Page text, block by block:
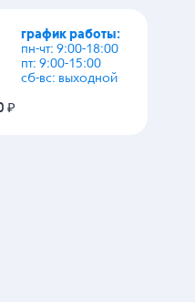
график работы:
пн-чт: 9:00-18:00
пт: 9:00-15:00
сб-вс: выходной
₽